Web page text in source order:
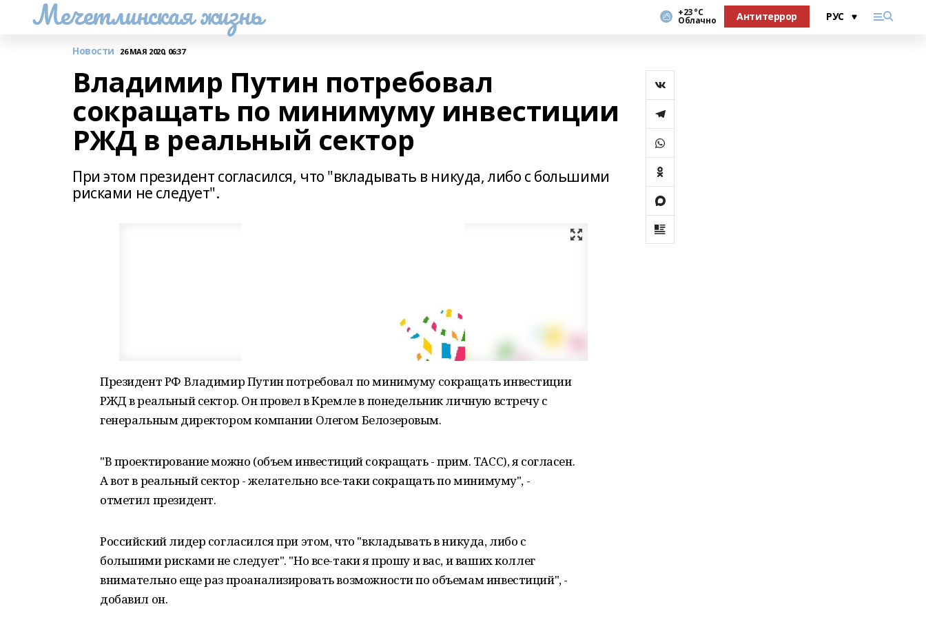
Мечетлинская жизнь +23 °С
Облачно Антитеррор
Новости 26 МАЯ 2020, 06:37
Владимир Путин потребовал
сокращать по минимуму инвестиции
РЖД в реальный сектор
При этом президент согласился, что "вкладывать в никуда, либо с большими
рисками не следует".
Президент РФ Владимир Путин потребовал по минимуму сокращать инвестиции
РЖД в реальный сектор. Он провел в Кремле в понедельник личную встречу с
генеральным директором компании Олегом Белозеровым.
"В проектирование можно (объем инвестиций сокращать - прим. ТАСС), я согласен.
А вот в реальный сектор - желательно все-таки сокращать по минимуму", -
отметил президент.
Российский лидер согласился при этом, что "вкладывать в никуда, либо с
большими рисками не следует". "Но все-таки я прошу и вас, и ваших коллег
внимательно еще раз проанализировать возможности по объемам инвестиций", -
добавил он.